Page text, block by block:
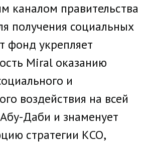
каналом правительства
получения социальных
фонд укрепляет
Miral оказанию
и
воздействия на всей
Даби и знаменует
стратегии КСО,